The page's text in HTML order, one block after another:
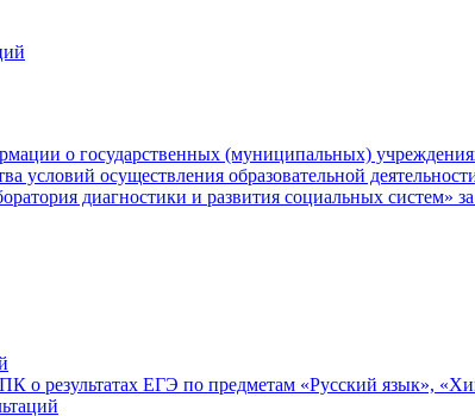
о государственных (муниципальных)
условий осуществления образовательной
диагностики и развития социальных систем»
о результатах ЕГЭ по предметам «Русский язык»,